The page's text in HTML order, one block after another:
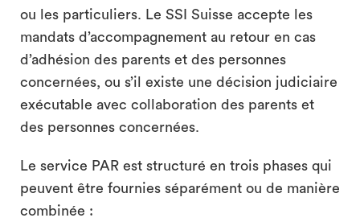
ou les particuliers. Le SSI Suisse accepte les
mandats d’accompagnement au retour en cas
d’adhésion des parents et des personnes
concernées, ou s’il existe une décision judiciaire
exécutable avec collaboration des parents et
des personnes concernées.
Le service PAR est structuré en trois phases qui
peuvent être fournies séparément ou de manière
combinée :